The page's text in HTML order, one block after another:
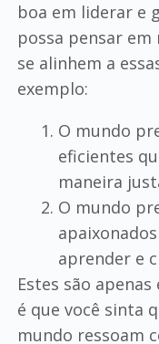
boa em liderar e
possa pensar em
se alinhem a
exemplo:
O mundo
eficientes
maneira
O mundo
aprender e
Estes são
é que você sinta
mundo ressoam